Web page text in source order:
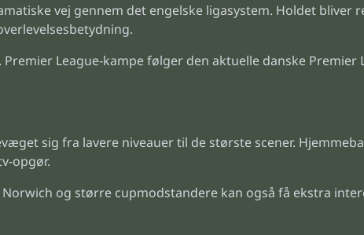
vej gennem det engelske ligasystem. Holdet bliver
League-kampe følger den aktuelle danske Premier
sig fra lavere niveauer til de største scener.
opgør.
og større cupmodstandere kan også få ekstra